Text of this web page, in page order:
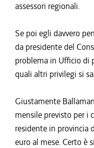
assessori regionali.
Se poi egli davvero
da presidente del
problema in Ufficio di
quali altri privilegi si
Giustamente
mensile previsto per i
residente in provincia
euro al mese. Certo è